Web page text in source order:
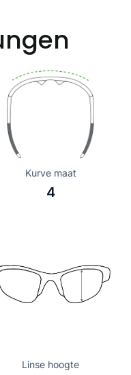
Kurve maat
4
Linse hoogte